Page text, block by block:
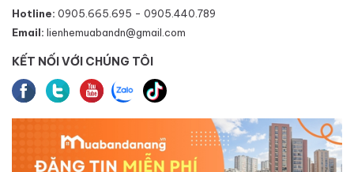
Hotline: 0905.665.695 - 0905.440.789
Email: lienhemuabandn@gmail.com
KẾT NỐI VỚI CHÚNG TÔI